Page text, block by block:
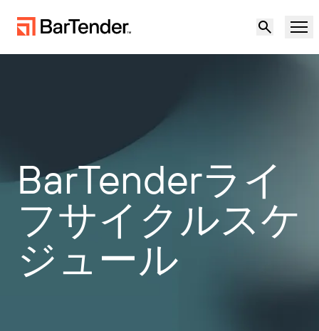
ラベリングソフトウェア
クラウドラベリング
ソリューションの概要
導入事例
不確実な環境下での回復力：サプライチェー
ンにおける地政学的リスクとデータ品質への
対応
パートナーになる
サポート
BarTenderライ
フサイクルスケ
ジュール